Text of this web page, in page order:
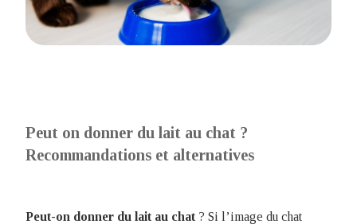
Peut on donner du lait au chat ?
Recommandations et alternatives
Peut-on donner du lait au chat ? Si l’image du chat